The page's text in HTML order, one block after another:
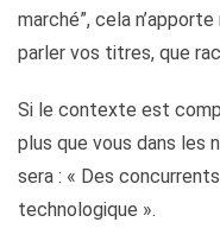
marché”, cela
parler vos titres, que
Si le contexte est
plus que vous dans les
sera : « Des
technologique ».